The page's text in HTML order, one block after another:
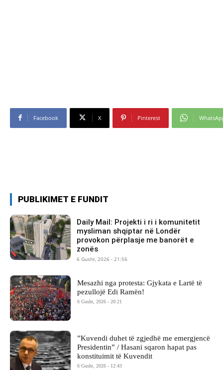
Facebook X Pinterest
PUBLIKIMET E FUNDIT
Daily Mail: Projekti i ri i komunitetit
mysliman shqiptar në Londër
provokon përplasje me banorët e
zonës
6 Gusht, 2026 - 21:56
Mesazhi nga protesta: Gjykata e Lartë të
pezullojë Edi Ramën!
6 Gusht, 2026 - 20:21
​”Kuvendi duhet të zgjedhë me emergjencë
Presidentin” / Hasani sqaron hapat pas
konstituimit të Kuvendit
6 Gusht, 2026 - 12:43